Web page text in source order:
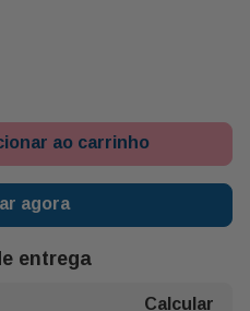
6 a 08 Dias Conforme a
Que Se Adquire As
Rosas Colombianas a
É Muito Especial para
Dispensa Comentários e
ao carrinho
agora
entrega